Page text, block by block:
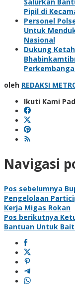
Pipil di
Personel
Untuk
Nasional
Dukung
oleh REDAKSI
Ikuti Kami
Navigasi
Pos sebelumnya
Pengelolaan
Kerja Migas Rokan
Pos berikutnya
Bantuan Untuk